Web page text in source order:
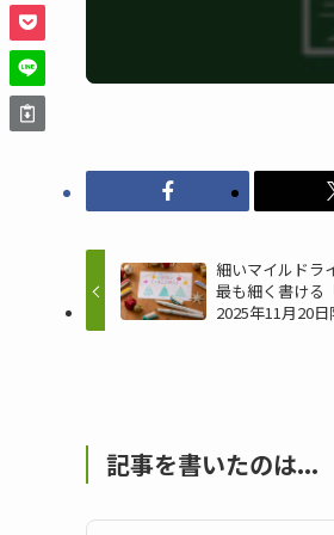
細いマイルドラ
最も細く書ける
2025年11月20
記事を書いたのは...